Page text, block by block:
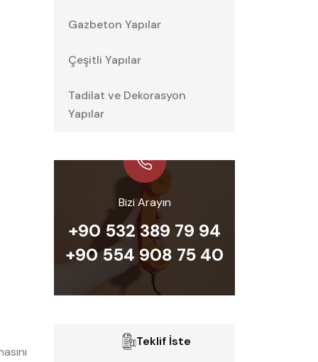
Gazbeton Yapılar
Çeşitli Yapılar
Tadilat ve Dekorasyon
Yapılar
Bizi Arayın
+90 532 389 79 94
+90 554 908 75 40
Teklif İste